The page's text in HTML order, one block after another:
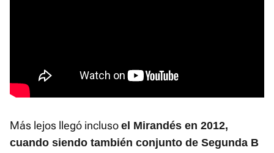
Más lejos llegó incluso el Mirandés en 2012,
cuando siendo también conjunto de Segunda B